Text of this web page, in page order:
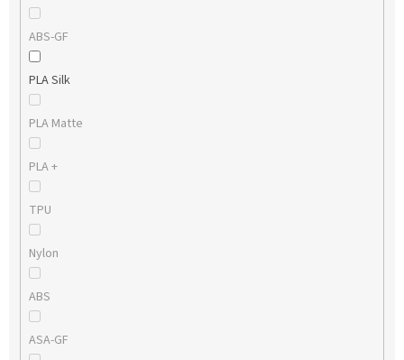
ABS-GF
PLA Silk
PLA Matte
PLA +
TPU
Nylon
ABS
ASA-GF